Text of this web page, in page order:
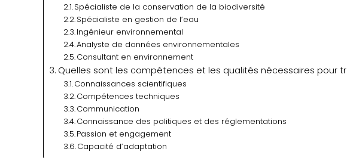
Spécialiste de la conservation de la biodiversité
Spécialiste en gestion de l’eau
Ingénieur environnemental
Analyste de données environnementales
Consultant en environnement
Quelles sont les compétences et les qualités nécessaires pour
Connaissances scientifiques
Compétences techniques
Communication
Connaissance des politiques et des réglementations
Passion et engagement
Capacité d’adaptation